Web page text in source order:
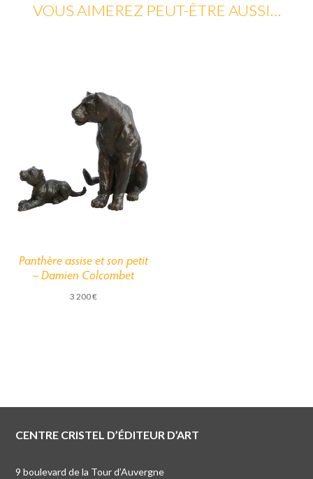
VOUS AIMEREZ PEUT-ÊTRE AUSSI…
Panthère assise et son petit
– Damien Colcombet
3 200€
CENTRE CRISTEL D’ÉDITEUR D’ART
9 boulevard de la Tour d’Auvergne